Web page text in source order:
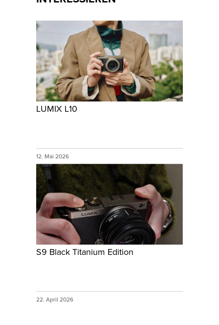
LUMIX L10
12. Mai 2026
S9 Black Titanium Edition
22. April 2026